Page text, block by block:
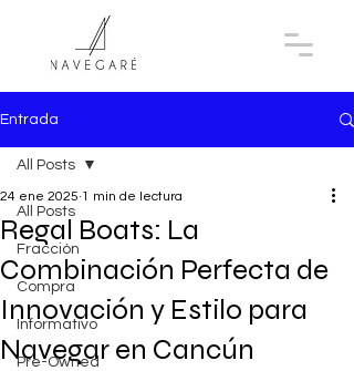
Entrada
All Posts
Fracción
Compra
Informativo
Pre-Owned
All Posts
Regal Boats: La
Combinación Perfecta de
Innovación y Estilo para
Navegar en Cancún
24 ene 2025 1 min de lectura